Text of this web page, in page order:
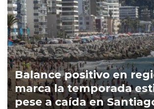
Balance positivo en
marca la temporada
pese a caída en